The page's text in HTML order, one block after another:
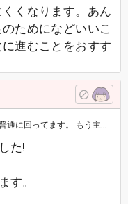
くなります。あん
ためになどいいこ
進むことをおすす
、今更何で❓と言うより、辞めた人、消えた人って感じです…
た!
す。